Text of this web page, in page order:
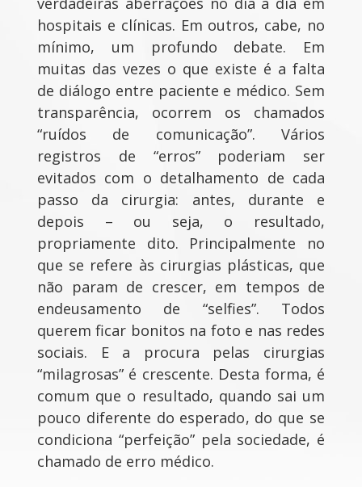
hospitais e clínicas. Em outros, cabe, no
mínimo, um profundo debate. Em
muitas das vezes o que existe é a falta
de diálogo entre paciente e médico. Sem
transparência, ocorrem os chamados
“ruídos de comunicação”. Vários
registros de “erros” poderiam ser
evitados com o detalhamento de cada
passo da cirurgia: antes, durante e
depois – ou seja, o resultado,
propriamente dito. Principalmente no
que se refere às cirurgias plásticas, que
não param de crescer, em tempos de
endeusamento de “selfies”. Todos
querem ficar bonitos na foto e nas redes
sociais. E a procura pelas cirurgias
“milagrosas” é crescente. Desta forma, é
comum que o resultado, quando sai um
pouco diferente do esperado, do que se
condiciona “perfeição” pela sociedade, é
chamado de erro médico.